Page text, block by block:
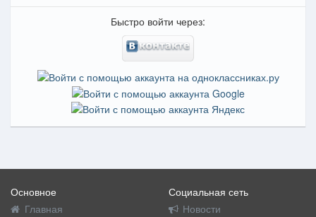
Быстро войти через:
Основное
Главная
Социальная сеть
Новости